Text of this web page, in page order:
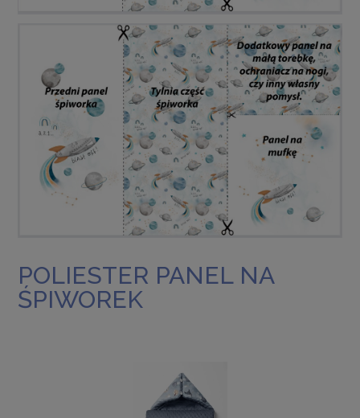
POLIESTER PANEL NA
ŚPIWOREK